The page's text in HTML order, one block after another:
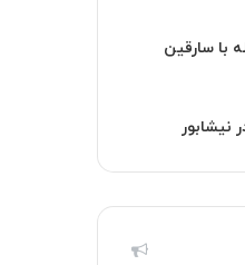
با سارقین
نیشابور